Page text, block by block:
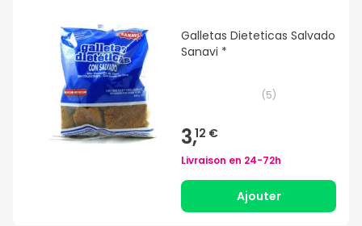
Galletas Dieteticas Salvado
Sanavi *
(5)
3,12 €
Livraison en 24-72h
Ajouter